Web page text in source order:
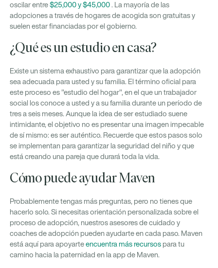
oscilar entre$25,000 y $45,000. La mayoría de las
adopciones a través de hogares de acogida son gratuitas y
suelen estar financiadas por el gobierno.
¿Qué es un estudio en casa?
Existe un sistema exhaustivo para garantizar que la adopción
sea adecuada para usted y su familia. El término oficial para
este proceso es "estudio del hogar", en el que un trabajador
social los conoce a usted y a su familia durante un período de
tres a seis meses. Aunque la idea de ser estudiado suene
intimidante, el objetivo no es presentar una imagen impecable
de sí mismo: es ser auténtico. Recuerde que estos pasos solo
se implementan para garantizar la seguridad del niño y que
está creando una pareja que durará toda la vida.
Cómo puede ayudar Maven
Probablemente tengas más preguntas, pero no tienes que
hacerlo solo. Si necesitas orientación personalizada sobre el
proceso de adopción, nuestros asesores de cuidado y
coaches de adopción pueden ayudarte en cada paso. Maven
está aquí para apoyarteencuentra más recursos para tu
camino hacia la paternidad en la app de Maven.